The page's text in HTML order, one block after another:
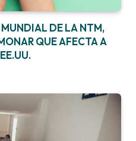
DE LA NTM,
QUE AFECTA A